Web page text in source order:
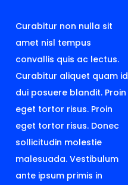
Curabitur non nulla sit
amet nisl tempus
convallis quis ac lectus.
Curabitur aliquet quam id
dui posuere blandit. Proin
eget tortor risus. Proin
eget tortor risus. Donec
sollicitudin molestie
malesuada. Vestibulum
ante ipsum primis in